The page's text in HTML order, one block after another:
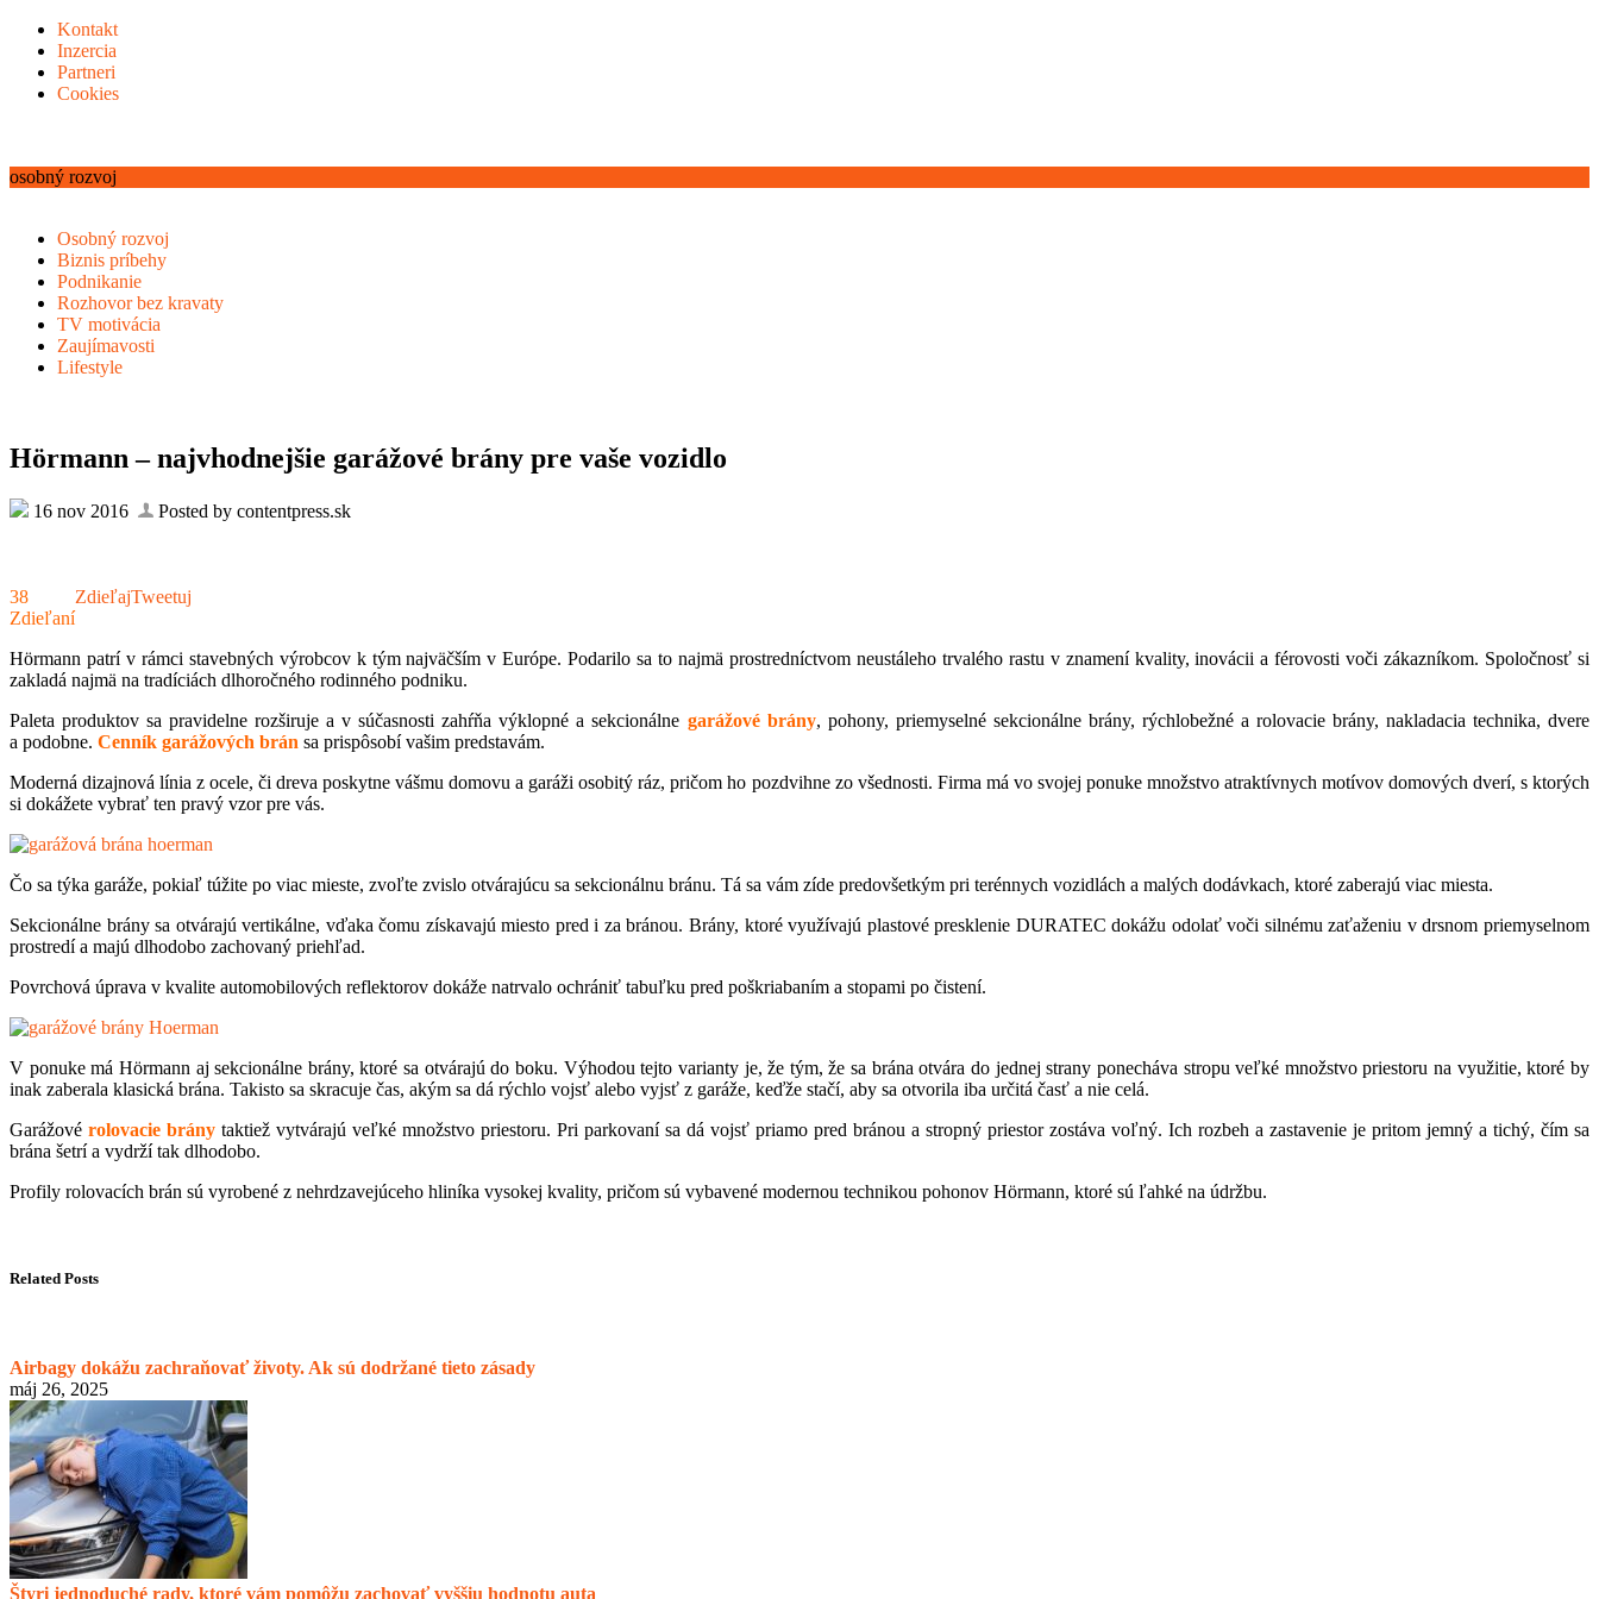
Kontakt
Inzercia
Partneri
Cookies
osobný rozvoj
Osobný rozvoj
Biznis príbehy
Podnikanie
Rozhovor bez kravaty
TV motivácia
Zaujímavosti
Lifestyle
Hörmann – najvhodnejšie garážové brány pre vaše vozidlo
16 nov 2016 Posted by contentpress.sk
38
Zdieľaní
ZdieľajTweetuj
Hörmann patrí v rámci stavebných výrobcov k tým najväčším v Európe. Podarilo sa to najmä prostredníctvom neustáleho trvalého rastu v znamení kvality, inovácii a férovosti voči zákazníkom. Spoločnosť si
zakladá najmä na tradíciách dlhoročného rodinného podniku.
Paleta produktov sa pravidelne rozširuje a v súčasnosti zahŕňa výklopné a sekcionálne garážové brány, pohony, priemyselné sekcionálne brány, rýchlobežné a rolovacie brány, nakladacia technika, dvere
a podobne. Cenník garážových brán sa prispôsobí vašim predstavám.
Moderná dizajnová línia z ocele, či dreva poskytne vášmu domovu a garáži osobitý ráz, pričom ho pozdvihne zo všednosti. Firma má vo svojej ponuke množstvo atraktívnych motívov domových dverí, s ktorých
si dokážete vybrať ten pravý vzor pre vás.
Čo sa týka garáže, pokiaľ túžite po viac mieste, zvoľte zvislo otvárajúcu sa sekcionálnu bránu. Tá sa vám zíde predovšetkým pri terénnych vozidlách a malých dodávkach, ktoré zaberajú viac miesta.
Sekcionálne brány sa otvárajú vertikálne, vďaka čomu získavajú miesto pred i za bránou. Brány, ktoré využívajú plastové presklenie DURATEC dokážu odolať voči silnému zaťaženiu v drsnom priemyselnom
prostredí a majú dlhodobo zachovaný priehľad.
Povrchová úprava v kvalite automobilových reflektorov dokáže natrvalo ochrániť tabuľku pred poškriabaním a stopami po čistení.
V ponuke má Hörmann aj sekcionálne brány, ktoré sa otvárajú do boku. Výhodou tejto varianty je, že tým, že sa brána otvára do jednej strany ponecháva stropu veľké množstvo priestoru na využitie, ktoré by
inak zaberala klasická brána. Takisto sa skracuje čas, akým sa dá rýchlo vojsť alebo vyjsť z garáže, keďže stačí, aby sa otvorila iba určitá časť a nie celá.
Garážové rolovacie brány taktiež vytvárajú veľké množstvo priestoru. Pri parkovaní sa dá vojsť priamo pred bránou a stropný priestor zostáva voľný. Ich rozbeh a zastavenie je pritom jemný a tichý, čím sa
brána šetrí a vydrží tak dlhodobo.
Profily rolovacích brán sú vyrobené z nehrdzavejúceho hliníka vysokej kvality, pričom sú vybavené modernou technikou pohonov Hörmann, ktoré sú ľahké na údržbu.
Related Posts
Airbagy dokážu zachraňovať životy. Ak sú dodržané tieto zásady
máj 26, 2025
Štyri jednoduché rady, ktoré vám pomôžu zachovať vyššiu hodnotu auta